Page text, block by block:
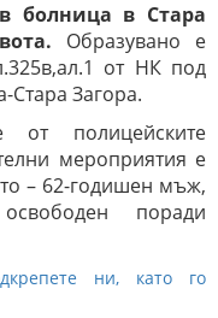
болница в Стара
Образувано е
от НК под
Стара Загора.
от полицейските
мероприятия е
– 62-годишен мъж,
поради
ни, като го